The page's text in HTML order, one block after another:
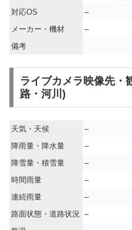
対応OS
–
メーカー・機材
–
備考
ライブカメラ映像先・
路・河川)
天気・天候
–
降雨量・降水量
–
降雪量・積雪量
–
時間雨量
–
連続雨量
–
路面状態・道路状況 –